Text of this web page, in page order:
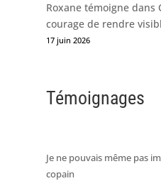
Roxane témoigne dans
courage de rendre
17 juin 2026
Témoignages
Je ne pouvais même pas
copain